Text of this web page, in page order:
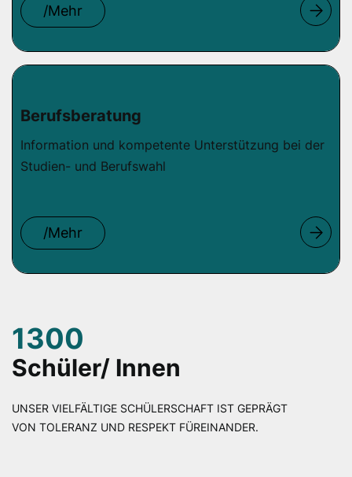
/Mehr
Berufsberatung
Information und kompetente Unterstützung bei der
Studien- und Berufswahl
/Mehr
1300
Schüler/ Innen
UNSER VIELFÄLTIGE SCHÜLERSCHAFT IST GEPRÄGT
VON TOLERANZ UND RESPEKT FÜREINANDER.